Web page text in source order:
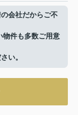
会社だからご不
物件も多数ご用意
い。